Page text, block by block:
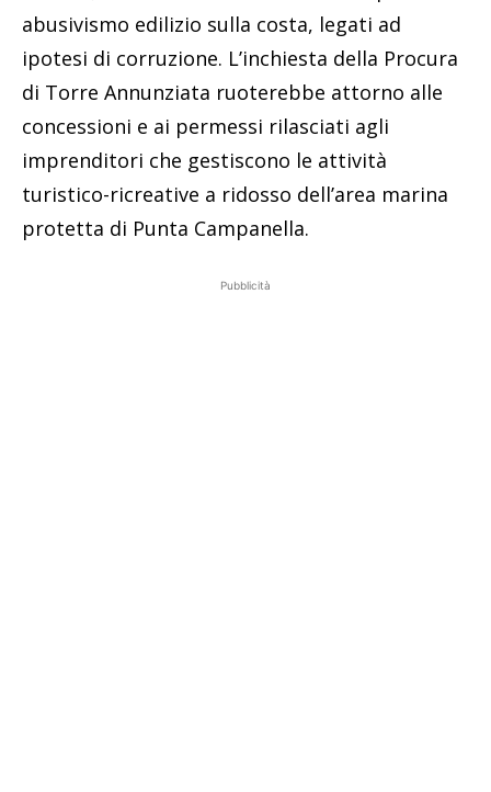
abusivismo edilizio sulla costa, legati ad
ipotesi di corruzione. L’inchiesta della Procura
di Torre Annunziata ruoterebbe attorno alle
concessioni e ai permessi rilasciati agli
imprenditori che gestiscono le attività
turistico-ricreative a ridosso dell’area marina
protetta di Punta Campanella.
Pubblicità